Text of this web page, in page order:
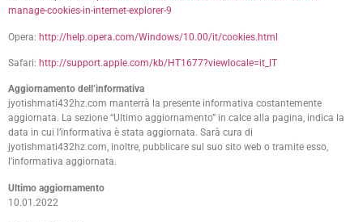
manage-cookies-in-internet-explorer-9
Opera: http://help.opera.com/Windows/10.00/it/cookies.html
Safari: http://support.apple.com/kb/HT1677?viewlocale=it_IT
Aggiornamento dell’informativa
jyotishmati432hz.com manterrà la presente informativa costantemente
aggiornata. La sezione “Ultimo aggiornamento” in calce alla pagina, indica la
data in cui l’informativa è stata aggiornata. Sarà cura di
jyotishmati432hz.com, inoltre, pubblicare sul suo sito web o tramite esso,
l’informativa aggiornata.
Ultimo aggiornamento
10.01.2022